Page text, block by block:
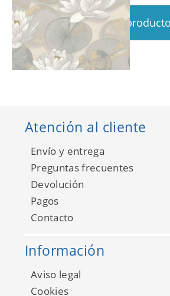
Gardens 87633219
Ver más
Atención al cliente
Envío y entrega
Preguntas frecuentes
Devolución
Pagos
Contacto
Información
Aviso legal
Cookies